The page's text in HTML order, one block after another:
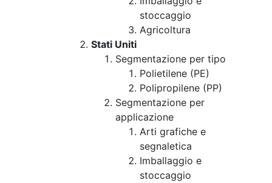
stoccaggio
Agricoltura
Stati Uniti
Segmentazione per tipo
Polietilene (PE)
Polipropilene (PP)
Segmentazione per
applicazione
Arti grafiche e
segnaletica
Imballaggio e
stoccaggio